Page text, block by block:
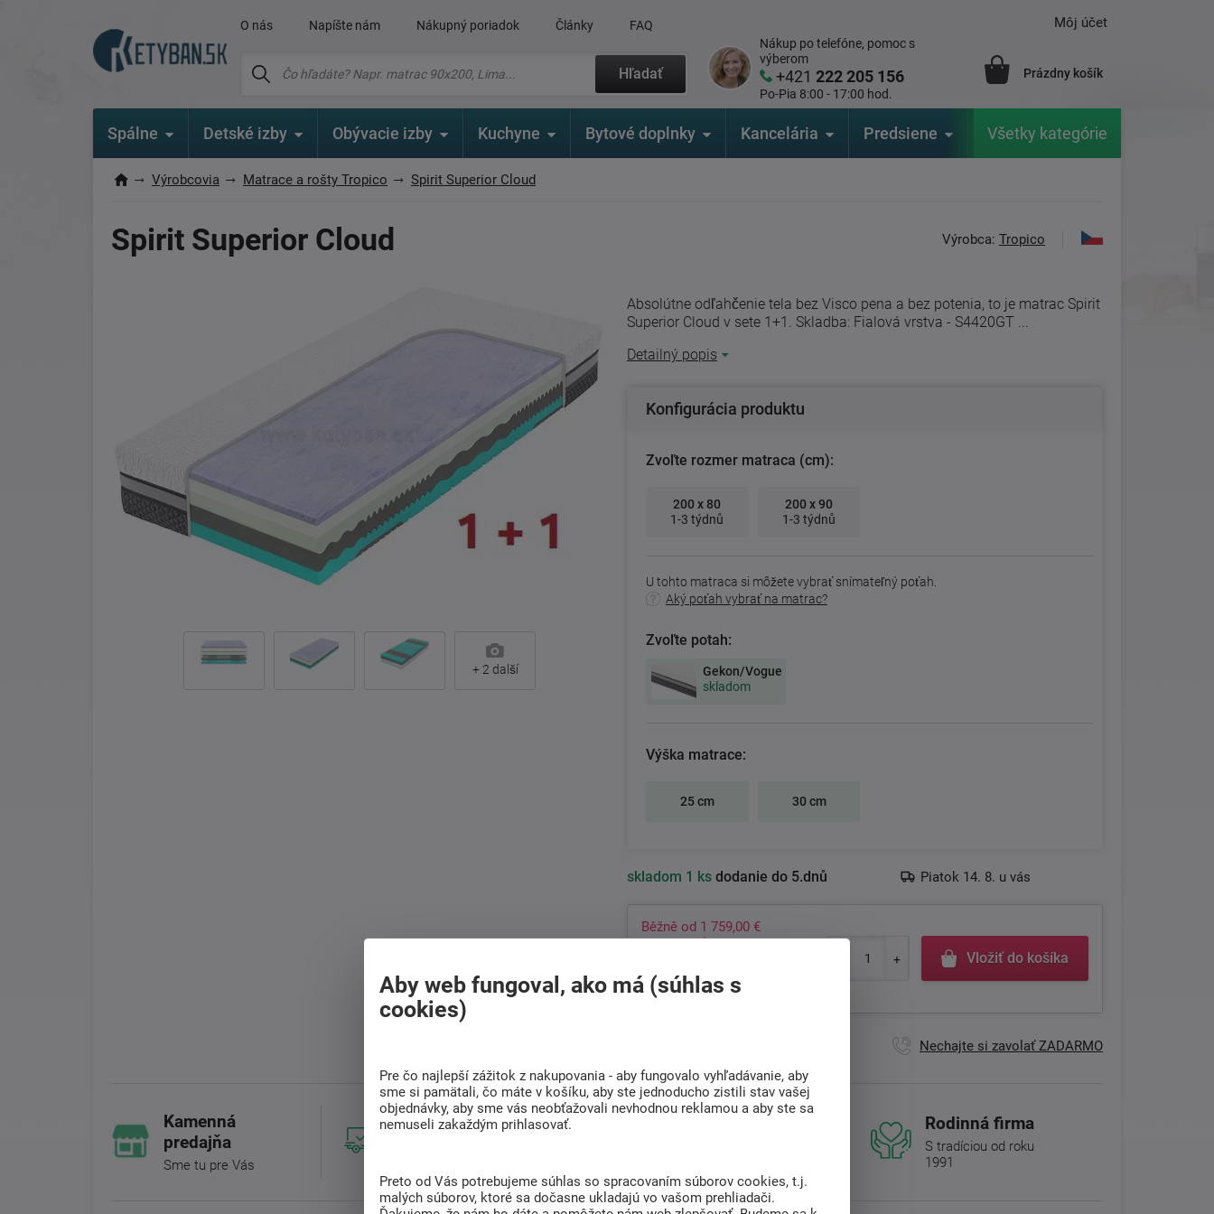
O nás Napíšte nám Nákupný poriadok Články FAQ
Hľadať
Nákup po telefóne, pomoc s
výberom
+421222 205 156
Po-Pia 8:00 - 17:00 hod.
Môj účet
Prázdny košík
Spálne Detské izby Obývacie izby Kuchyne Bytové doplnky Kancelária Predsiene Výrobcovia
Všetky kategórie
Výrobcovia Matrace a rošty Tropico Spirit Superior Cloud
Spirit Superior Cloud Výrobca:Tropico
+ 2 další
Absolútne odľahčenie tela bez Visco pena a bez potenia, to je matrac Spirit
Superior Cloud v sete 1+1. Skladba: Fialová vrstva - S4420GT ...
Detailný popis
Konfigurácia produktu
Zvoľte rozmer matraca (cm):
200 x 80
1-3 týdnů
200 x 90
1-3 týdnů
U tohto matraca si môžete vybrať snímateľný poťah.
Aký poťah vybrať na matrac?
Zvoľte potah:
Gekon/Vogue
skladom
Výška matrace:
25 cm 30 cm
skladom 1 ksdodanie do 5.dnů Piatok 14. 8. u vás
Běžně od 1 759,00 €
s dnešní slevou10%
1 759,00 €
1 431,00 € bez DPH
Vložiť do košíka
Nechajte si zavolať ZADARMO
Kamenná
predajňa
Sme tu pre Vás
Doprava
Rodinná firma
S tradíciou od roku
1991
Aby web fungoval, ako má (súhlas s
cookies)
Pre čo najlepší zážitok z nakupovania - aby fungovalo vyhľadávanie, aby
sme si pamätali, čo máte v košíku, aby ste jednoducho zistili stav vašej
objednávky, aby sme vás neobťažovali nevhodnou reklamou a aby ste sa
nemuseli zakaždým prihlasovať.
Preto od Vás potrebujeme súhlas so spracovaním súborov cookies, t.j.
malých súborov, ktoré sa dočasne ukladajú vo vašom prehliadači.